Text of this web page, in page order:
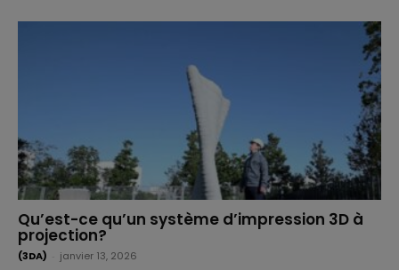
Qu’est-ce qu’un système d’impression 3D à
projection?
(3DA) janvier 13, 2026